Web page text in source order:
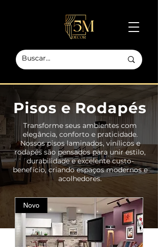
Pisos e Rodapés
Transforme seus ambientes com
elegância, conforto e praticidade.
Nossos pisos laminados, vinílicos e
rodapés são pensados para unir estilo,
durabilidade e excelente custo-
benefício, criando espaços modernos e
acolhedores.
Novo